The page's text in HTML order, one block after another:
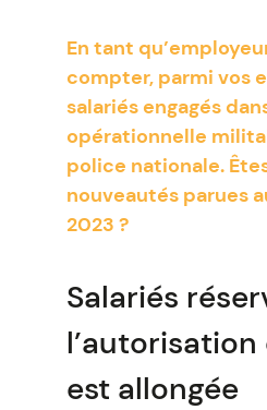
En tant
compter, parmi vos
salariés engagés
opérationnelle
police nationale.
nouveautés parues
2023 ?
Salariés
l’autorisation
est allongée